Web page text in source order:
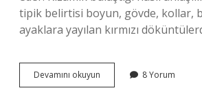
tipik belirtisi boyun, gövde, kollar,
ayaklara yayılan kırmızı
Devamını okuyun
Kuluçka
8 Yorum